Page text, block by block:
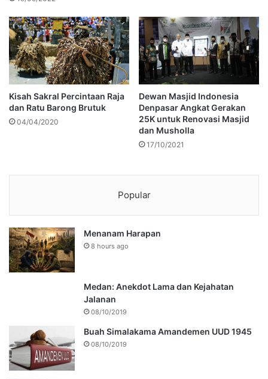
Kisah Sakral Percintaan Raja
dan Ratu Barong Brutuk
04/04/2020
Dewan Masjid Indonesia
Denpasar Angkat Gerakan
25K untuk Renovasi Masjid
dan Musholla
17/10/2021
Popular
Menanam Harapan
8 hours ago
Medan: Anekdot Lama dan Kejahatan
Jalanan
08/10/2019
Buah Simalakama Amandemen UUD 1945
08/10/2019